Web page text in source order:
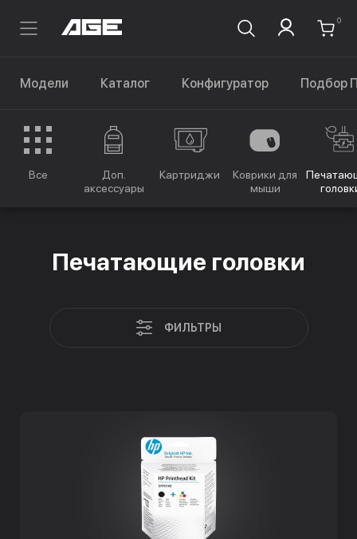
0
Модели Каталог Конфигуратор Подбор
Все
Доп.
аксессуары
Картриджи
Коврики для
мыши
Печатающие головки
ФИЛЬТРЫ